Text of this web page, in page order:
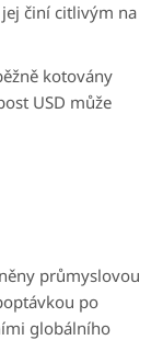
činí citlivým na
kotovány
USD může
průmyslovou
po
globálního